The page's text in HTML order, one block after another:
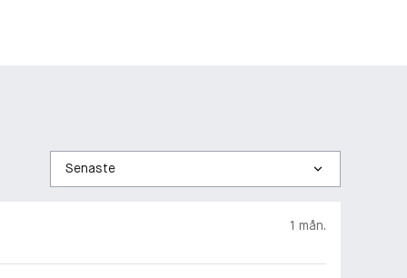
Sortera
efter
1 mån.